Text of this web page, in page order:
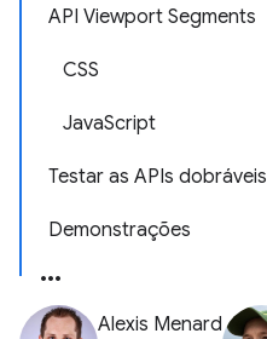
API Viewport Segments
CSS
JavaScript
Testar as APIs dobráveis
Demonstrações
Alexis Menard